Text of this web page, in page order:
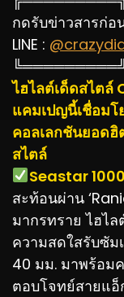
กดรับข่าวสารก่อ
LINE :
╚═════════╝
ไฮไลต์เด็ดสไตล์
แคมเปญนี้เชื่อมโ
คอลเลกชันยอด
สไตล์
️Seastar
สะท้อนผ่าน
มากรทราย ไฮไ
ความสดใสรับซัม
40 มม. มาพร้อม
ตอบโจทย์สายแ